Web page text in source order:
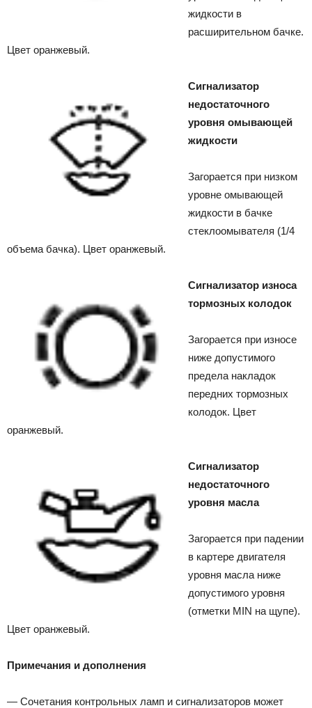
жидкости в
расширительном бачке.
Цвет оранжевый.
Сигнализатор
недостаточного
уровня омывающей
жидкости
Загорается при низком
уровне омывающей
жидкости в бачке
стеклоомывателя (1/4
объема бачка). Цвет оранжевый.
Сигнализатор износа
тормозных колодок
Загорается при износе
ниже допустимого
предела накладок
передних тормозных
колодок. Цвет
оранжевый.
Сигнализатор
недостаточного
уровня масла
Загорается при падении
в картере двигателя
уровня масла ниже
допустимого уровня
(отметки MIN на щупе).
Цвет оранжевый.
Примечания и дополнения
— Сочетания контрольных ламп и сигнализаторов может